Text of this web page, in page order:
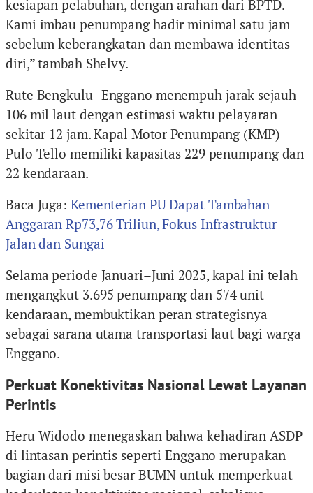
kesiapan pelabuhan, dengan arahan dari BPTD.
Kami imbau penumpang hadir minimal satu jam
sebelum keberangkatan dan membawa identitas
diri,” tambah Shelvy.
Rute Bengkulu–Enggano menempuh jarak sejauh
106 mil laut dengan estimasi waktu pelayaran
sekitar 12 jam. Kapal Motor Penumpang (KMP)
Pulo Tello memiliki kapasitas 229 penumpang dan
22 kendaraan.
Baca Juga: Kementerian PU Dapat Tambahan
Anggaran Rp73,76 Triliun, Fokus Infrastruktur
Jalan dan Sungai
Selama periode Januari–Juni 2025, kapal ini telah
mengangkut 3.695 penumpang dan 574 unit
kendaraan, membuktikan peran strategisnya
sebagai sarana utama transportasi laut bagi warga
Enggano.
Perkuat Konektivitas Nasional Lewat Layanan
Perintis
Heru Widodo menegaskan bahwa kehadiran ASDP
di lintasan perintis seperti Enggano merupakan
bagian dari misi besar BUMN untuk memperkuat